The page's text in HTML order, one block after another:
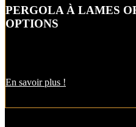
PERGOLA À LAMES
OPTIONS
En savoir plus !